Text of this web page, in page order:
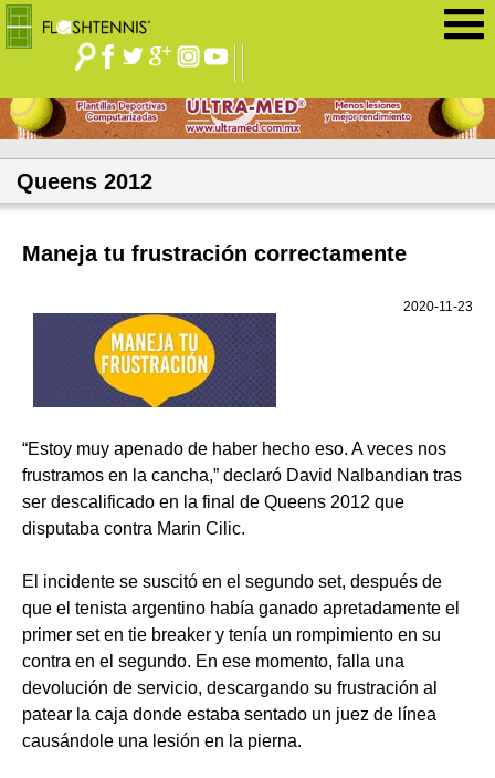
Queens 2012
Maneja tu frustración correctamente
2020-11-23
“Estoy muy apenado de haber hecho eso. A veces nos
frustramos en la cancha,” declaró David Nalbandian tras
ser descalificado en la final de Queens 2012 que
disputaba contra Marin Cilic.
El incidente se suscitó en el segundo set, después de
que el tenista argentino había ganado apretadamente el
primer set en tie breaker y tenía un rompimiento en su
contra en el segundo. En ese momento, falla una
devolución de servicio, descargando su frustración al
patear la caja donde estaba sentado un juez de línea
causándole una lesión en la pierna.